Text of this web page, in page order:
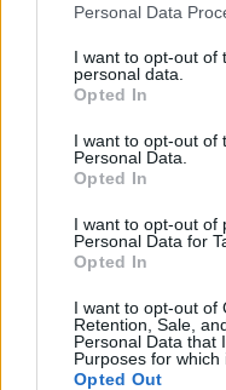
Personal Data
I want to opt-out of
personal data.
Opted In
I want to opt-out of
Personal Data.
Opted In
I want to opt-out of
Personal Data for
Opted In
I want to opt-out of
Retention, Sale,
Personal Data that
Purposes for which
Opted Out
Žmonės